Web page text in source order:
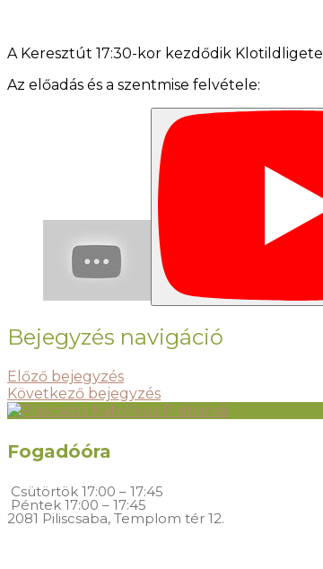
A Keresztút 17:30-kor kezdődik
Az előadás és a szentmise felvétele:
Bejegyzés navigáció
Előző bejegyzés
Következő bejegyzés
Fogadóóra
Csütörtök 17:00 – 17:45
Péntek 17:00 – 17:45
2081 Piliscsaba, Templom tér 12.